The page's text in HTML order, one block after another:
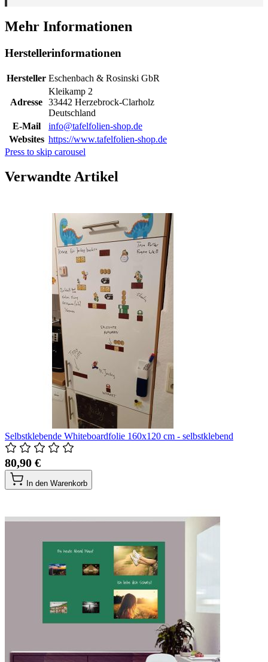
Mehr Informationen
Herstellerinformationen
Hersteller Eschenbach & Rosinski GbR
Adresse
Kleikamp 2
33442 Herzebrock-Clarholz
Deutschland
E-Mail
info@tafelfolien-shop.de
Websites https://www.tafelfolien-shop.de
Press to skip carousel
Verwandte Artikel
Selbstklebende Whiteboardfolie 160x120 cm - selbstklebend
80,90 €
In den Warenkorb